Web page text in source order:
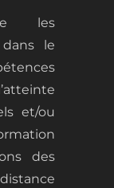
les
le
’atteinte
et/ou
des